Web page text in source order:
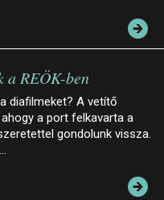
a REÖK-ben
diafilmeket? A vetítő
a port felkavarta a
gondolunk vissza.